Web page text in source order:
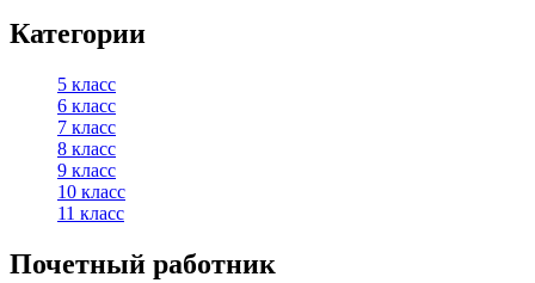
Категории
5 класс
6 класс
7 класс
8 класс
9 класс
10 класс
11 класс
Почетный работник